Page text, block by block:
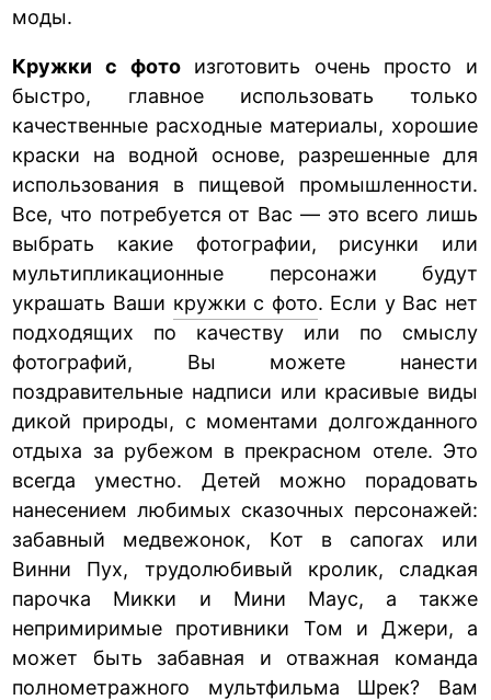
моды.
Кружки с фотоизготовить очень просто и
быстро, главное использовать только
качественные расходные материалы, хорошие
краски на водной основе, разрешенные для
использования в пищевой промышленности.
Все, что потребуется от Вас — это всего лишь
выбрать какие фотографии, рисунки или
мультипликационные персонажи будут
украшать Ваши кружки с фото. Если у Вас нет
подходящих по качеству или по смыслу
фотографий, Вы можете нанести
поздравительные надписи или красивые виды
дикой природы, с моментами долгожданного
отдыха за рубежом в прекрасном отеле. Это
всегда уместно. Детей можно порадовать
нанесением любимых сказочных персонажей:
забавный медвежонок, Кот в сапогах или
Винни Пух, трудолюбивый кролик, сладкая
парочка Микки и Мини Маус, а также
непримиримые противники Том и Джери, а
может быть забавная и отважная команда
полнометражного мультфильма Шрек? Вам